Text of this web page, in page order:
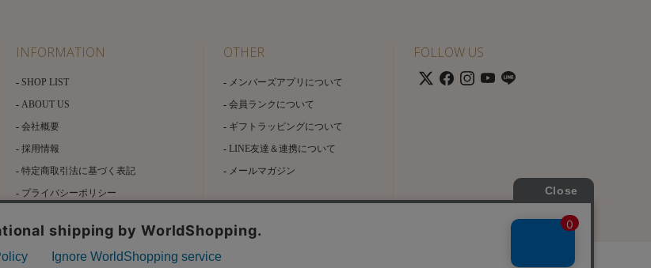
INFORMATION
SHOP LIST
ABOUT US
会社概要
採用情報
特定商取引法に基づく表記
プライバシーポリシー
OTHER
メンバーズアプリについて
会員ランクについて
ギフトラッピングについて
LINE友達＆連携について
メールマガジン
FOLLOW US
Copyright(c) SOLA OF TOKYO CO., LTD All Rights Reserved.